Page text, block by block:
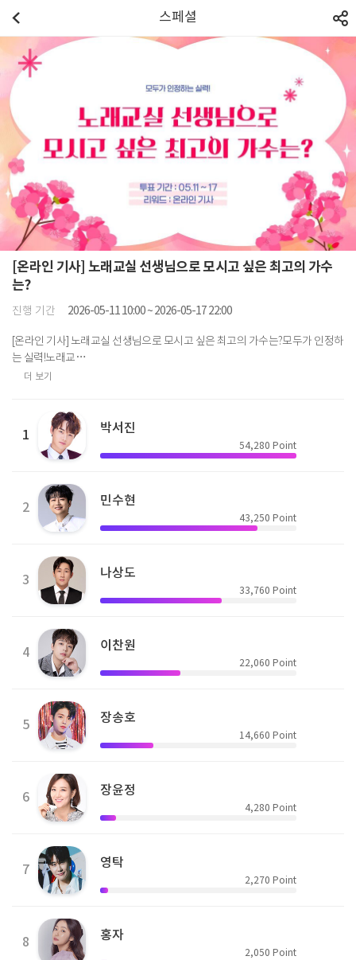
스페셜
[온라인 기사] 노래교실 선생님으로 모시고 싶은 최고의 가수
는?
진행 기간 2026-05-11 10:00 ~ 2026-05-17 22:00
[온라인 기사] 노래교실 선생님으로 모시고 싶은 최고의 가수는?모두가 인정하
는 실력!노래교…
더 보기
1 박서진
54,280 Point
2 민수현
43,250 Point
3 나상도
33,760 Point
4 이찬원
22,060 Point
5 장송호
14,660 Point
6 장윤정
4,280 Point
7 영탁
2,270 Point
8 홍자
2,050 Point